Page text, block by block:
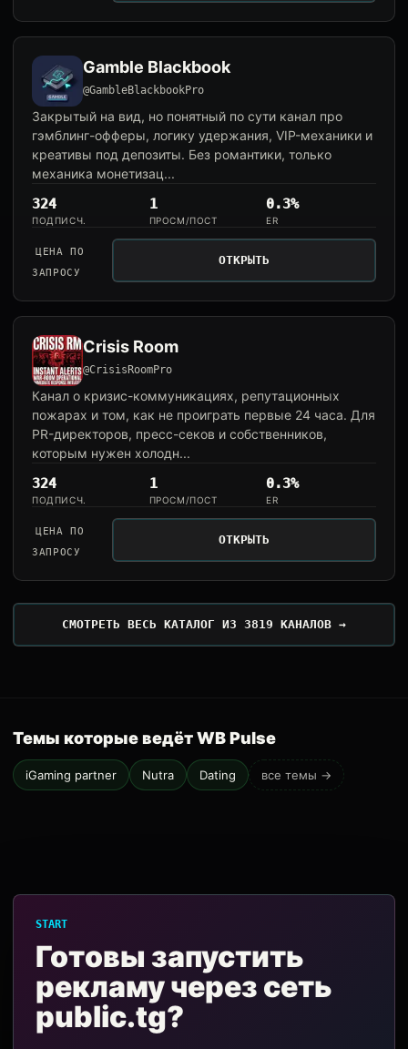
Gamble Blackbook
@GambleBlackbookPro
Закрытый на вид, но понятный по сути канал про
гэмблинг-офферы, логику удержания, VIP-механики и
креативы под депозиты. Без романтики, только
механика монетизац...
324
ПОДПИСЧ.
1
ПРОСМ/ПОСТ
0.3%
ER
ЦЕНА ПО
ЗАПРОСУ
ОТКРЫТЬ
Crisis Room
@CrisisRoomPro
Канал о кризис-коммуникациях, репутационных
пожарах и том, как не проиграть первые 24 часа. Для
PR-директоров, пресс-секов и собственников,
которым нужен холодн...
324
ПОДПИСЧ.
1
ПРОСМ/ПОСТ
0.3%
ER
ЦЕНА ПО
ЗАПРОСУ
ОТКРЫТЬ
СМОТРЕТЬ ВЕСЬ КАТАЛОГ ИЗ 3819 КАНАЛОВ →
Темы которые ведёт WB Pulse
iGaming partner Nutra Dating все темы →
START
Готовы запустить
рекламу через сеть
public.tg?